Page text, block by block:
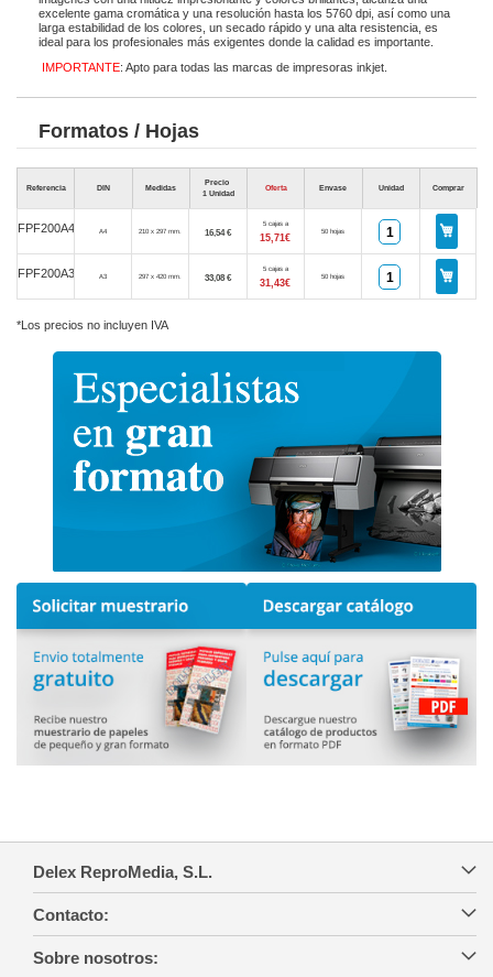
excelente gama cromática y una resolución hasta los 5760 dpi, así como una
larga estabilidad de los colores, un secado rápido y una alta resistencia, es
ideal para los profesionales más exigentes donde la calidad es importante.
IMPORTANTE: Apto para todas las marcas de impresoras inkjet.
Formatos / Hojas
Referencia DIN Medidas
Precio
1 Unidad
Oferta Envase Unidad Comprar
FPF200A4 A4 210 x 297 mm. 16,54 €
5 cajas a
15,71€
50 hojas
FPF200A3 A3 297 x 420 mm. 33,08 €
5 cajas a
31,43€
50 hojas
*Los precios no incluyen IVA
Delex ReproMedia, S.L.
Contacto:
Sobre nosotros: